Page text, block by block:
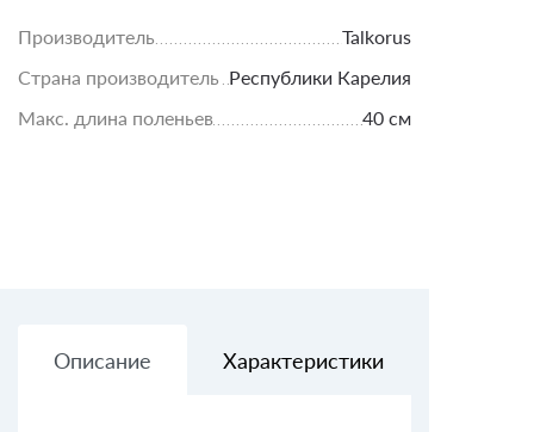
Производитель
Talkorus
Страна производитель Республики Карелия
Макс. длина поленьев
40 см
Описание Характеристики